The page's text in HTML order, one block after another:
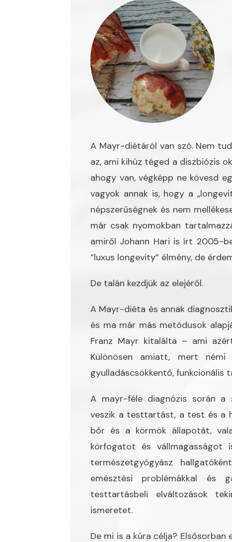
A Mayr-diétáról van szó. Nem
az, ami kihúz téged a diszbiózis
ahogy van, végképp ne kövesd
vagyok annak is, hogy a
népszerűségnek és nem
már csak nyomokban
amiről Johann Hari is írt 2005-
“luxus longevity” élmény, de
De talán kezdjük az elejéről.
A Mayr-diéta és annak
és ma már más metódusok
Franz Mayr kitalálta – ami
Különösen amiatt, mert némi
gyulladáscsökkentő, funkcionális
A mayr-féle diagnózis során a
veszik a testtartást, a test és a
bőr és a körmök állapotát,
körfogatot és vállmagasságot
természetgyógyász
emésztési problémákkal és
testtartásbeli elváltozások
ismeretet.
De mi is a kúra célja?